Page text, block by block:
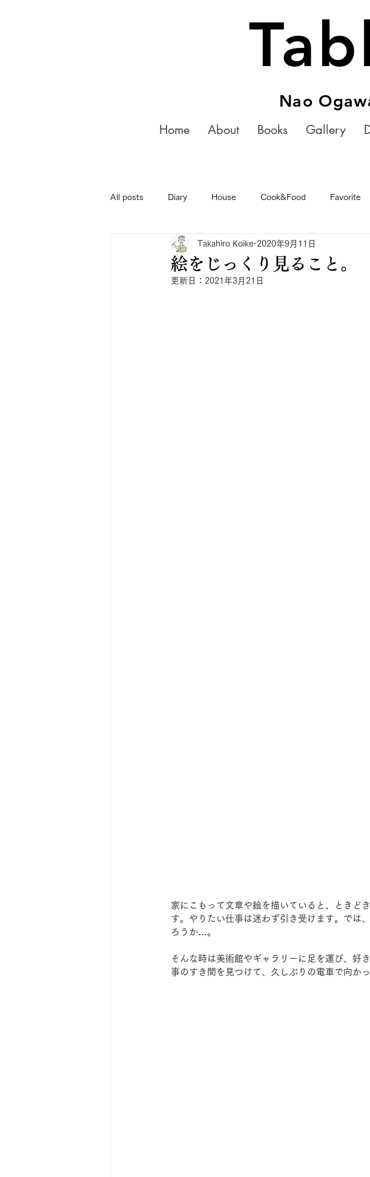
Nao
Home About Books Gallery
All posts Diary House Cook&Food Favorite
絵をじっくり見ること。
Takahiro Koike 2020年9月11日
更新日： 2021年3月21日
家にこもって文章や絵を描いていると、ときど
す。やりたい仕事は迷わず引き受けます。では
ろうか…。
そんな時は美術館やギャラリーに足を運び、好
事のすき間を見つけて、久しぶりの電車で向か